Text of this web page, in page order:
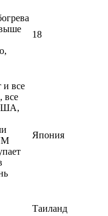
18
и все
все
Япония
Таиланд